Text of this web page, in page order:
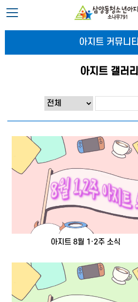
아지트 커뮤니티
아지트 갤러리
아지트 8월 1·2주 소식